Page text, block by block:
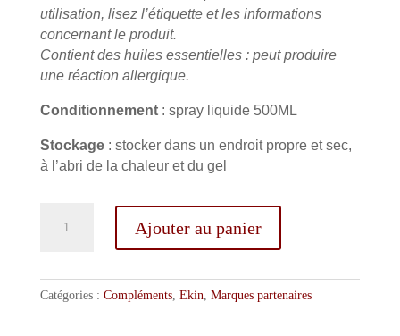
utilisation, lisez l’étiquette et les informations
concernant le produit.
Contient des huiles essentielles : peut produire
une réaction allergique.
Conditionnement: spray liquide 500ML
Stockage: stocker dans un endroit propre et sec,
à l’abri de la chaleur et du gel
d'été
Ajouter au panier
Catégories : Compléments, Ekin, Marques partenaires